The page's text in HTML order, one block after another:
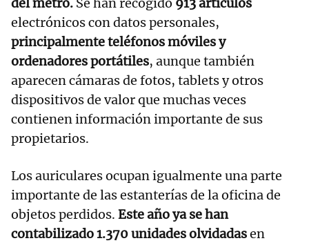
del metro. Se han recogido 913 artículos
electrónicos con datos personales,
principalmente teléfonos móviles y
ordenadores portátiles, aunque también
aparecen cámaras de fotos, tablets y otros
dispositivos de valor que muchas veces
contienen información importante de sus
propietarios.
Los auriculares ocupan igualmente una parte
importante de las estanterías de la oficina de
objetos perdidos. Este año ya se han
contabilizado 1.370 unidades olvidadasen